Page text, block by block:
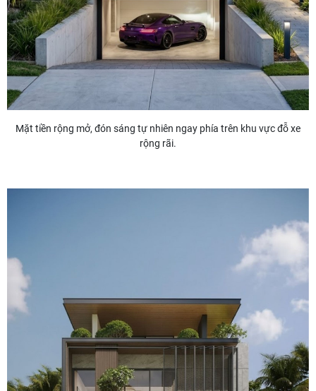
Mặt tiền rộng mở, đón sáng tự nhiên ngay phía trên khu vực đỗ xe
rộng rãi.